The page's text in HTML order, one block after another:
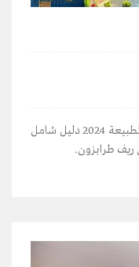
أفضل أكواخ في آيدر ريزا مطلة على النهر والطبيعة 2024 دليل شامل
ريف طرابزون.